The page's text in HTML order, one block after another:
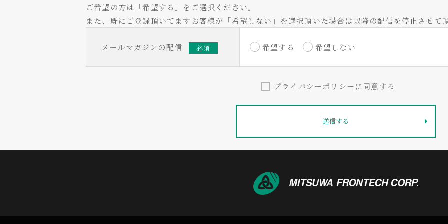
ご希望の方は「希望する」をご選択ください。
また、既にご登録頂いてますお客様が「希望しない」を選択頂いた場合は以降の配信を停止させて頂
メールマガジンの配信 必須 希望する 希望しない
プライバシーポリシーに同意する